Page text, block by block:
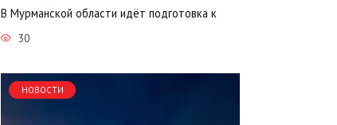
В Мурманской области идёт подготовка к
30
НОВОСТИ